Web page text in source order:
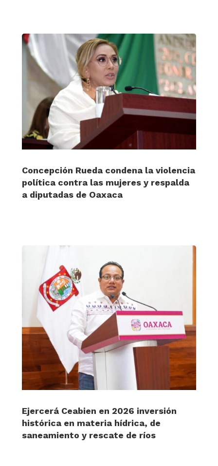
Concepción Rueda condena la violencia
política contra las mujeres y respalda
a diputadas de Oaxaca
Ejercerá Ceabien en 2026 inversión
histórica en materia hídrica, de
saneamiento y rescate de ríos